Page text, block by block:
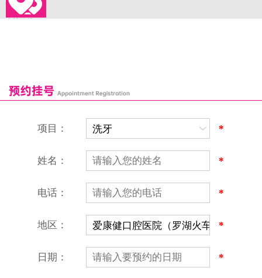
恒乐口腔诊所
富港口腔诊所
营业时间：9:00-18:00
（节假日照常上班）
项目： *
姓名： *
电话： *
地区： *
日期： *